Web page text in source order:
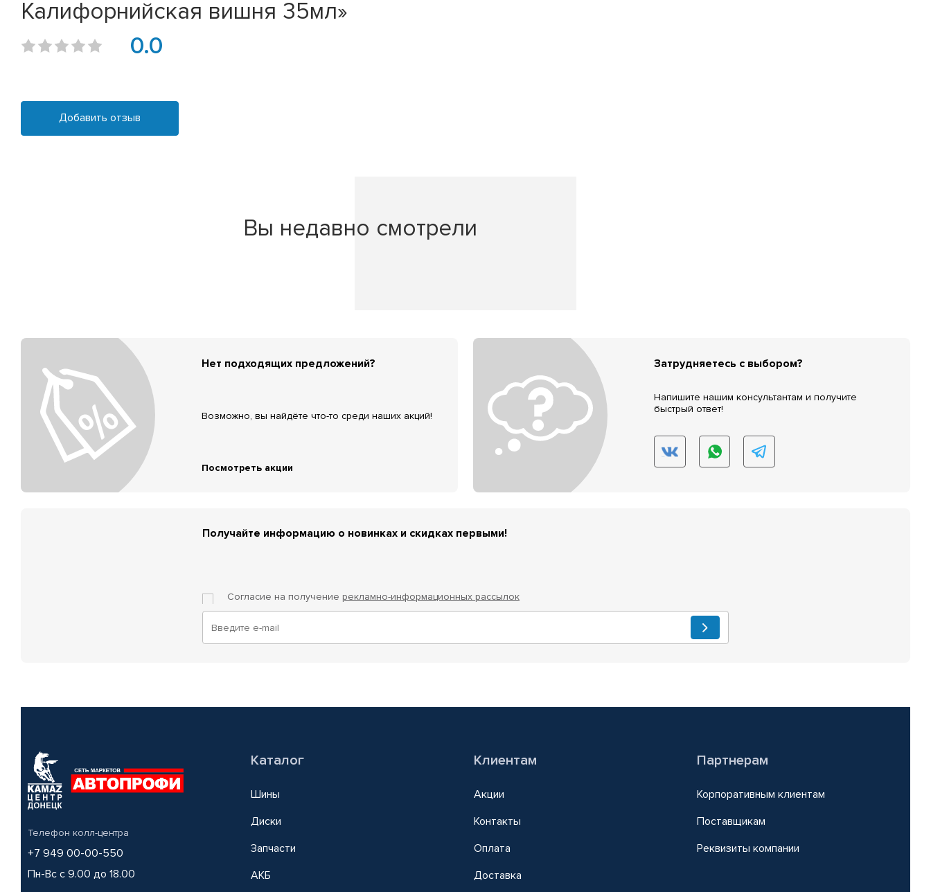
Калифорнийская вишня 35мл»
0.0
Добавить отзыв
Вы недавно смотрели
Нет подходящих предложений?
Возможно, вы найдёте что-то среди наших акций!
Посмотреть акции
Затрудняетесь с выбором?
Напишите нашим консультантам и получите
быстрый ответ!
Получайте информацию о новинках и скидках первыми!
Согласие на получение рекламно-информационных рассылок
Телефон колл-центра
+7 949 00-00-550
Пн-Вс с 9.00 до 18.00
Каталог
Шины
Диски
Запчасти
АКБ
Клиентам
Акции
Контакты
Оплата
Доставка
Партнерам
Корпоративным клиентам
Поставщикам
Реквизиты компании